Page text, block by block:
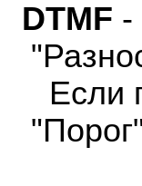
DTMF -
Если